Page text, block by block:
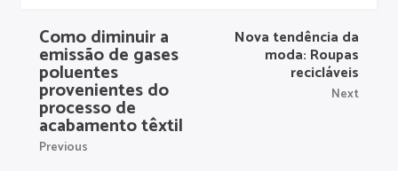
Como diminuir a
emissão de gases
poluentes
provenientes do
processo de
acabamento têxtil
Previous
Nova tendência da
moda: Roupas
recicláveis
Next